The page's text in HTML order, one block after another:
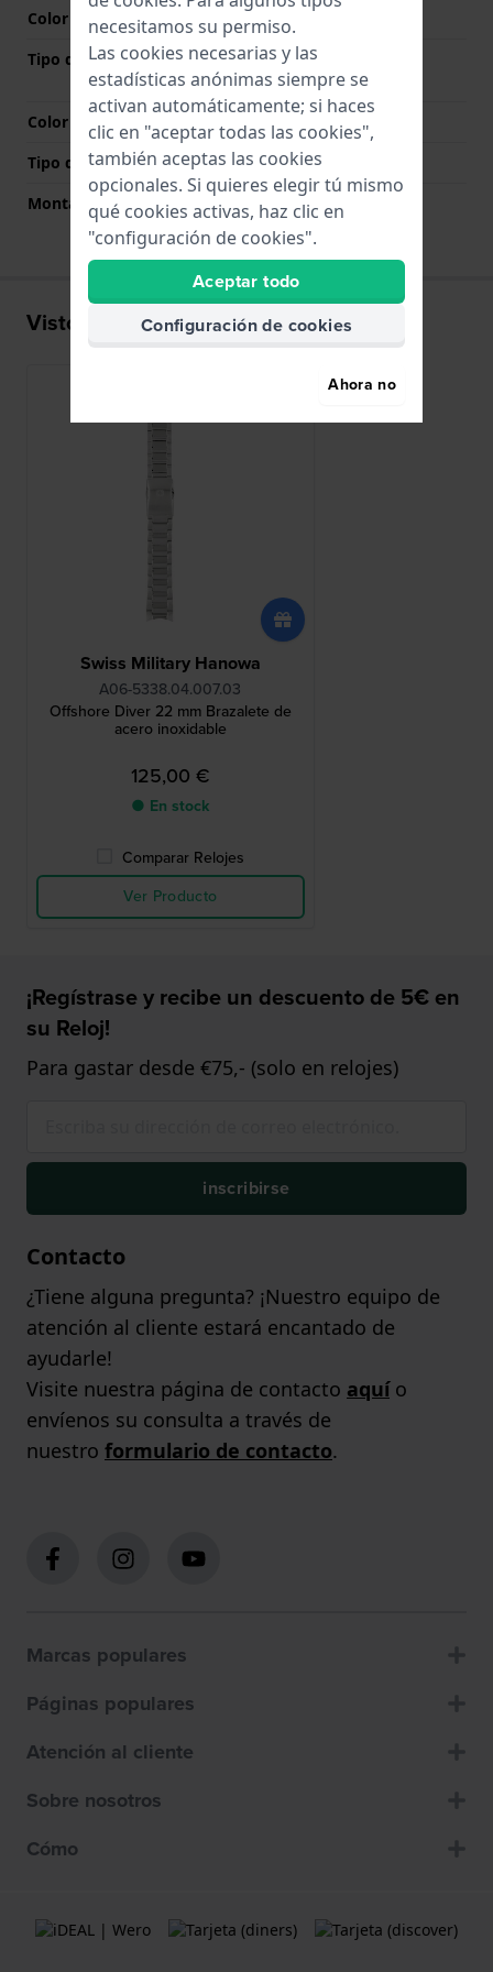
Color de correa
Plateado
Tipo de cierre
Cierre desplegable con
botones pulsadores
Color del cierre
Plateado
Tipo de montaje
Pasadores de resorte
Montaje Recto
No
Visto recientemente
Swiss Military Hanowa
A06-5338.04.007.03
Offshore Diver 22 mm Brazalete de
acero inoxidable
125,00 €
● En stock
Comparar Relojes
Ver Producto
¡Regístrase y recibe un descuento de 5€ en
su Reloj!
Para gastar desde €75,- (solo en relojes)
inscribirse
Contacto
¿Tiene alguna pregunta? ¡Nuestro equipo de
atención al cliente estará encantado de
ayudarle!
Visite nuestra página de contacto aquío
envíenos su consulta a través de
nuestro formulario de contacto.
Marcas populares
Páginas populares
Atención al cliente
Sobre nosotros
Cómo
necesitamos su permiso.
Las cookies necesarias y las
estadísticas anónimas siempre se
activan automáticamente; si haces
clic en "aceptar todas las cookies",
también aceptas las cookies
opcionales. Si quieres elegir tú mismo
qué cookies activas, haz clic en
"configuración de cookies".
Aceptar todo
Configuración de cookies
Ahora no